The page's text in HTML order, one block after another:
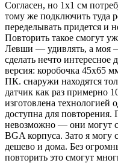
Согласен, но 1х1 см
тому же подключить туда
переделывать придется и
Повторить такое смогут
Левши — удивлять, а моя
сделать нечто
версия: коробочка 45х65
ПК. снаружи находятся
датчик как раз примерно
изготовлена технологией
доступна для повторения.
невозможно — они могут
BGA корпуса. Зато я могу
дешево и дома. Без
повторить это смогут